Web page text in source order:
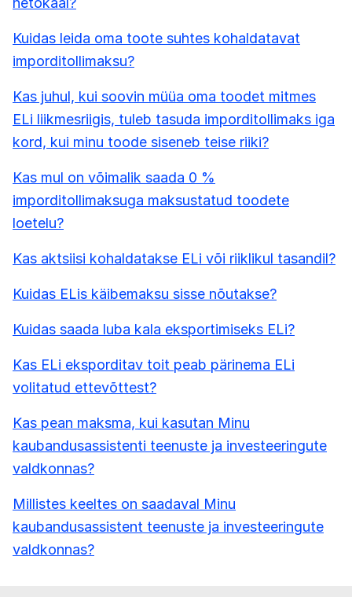
Kuidas leida oma toote suhtes kohaldatavat
imporditollimaksu?
Kas juhul, kui soovin müüa oma toodet mitmes
ELi liikmesriigis, tuleb tasuda imporditollimaks iga
kord, kui minu toode siseneb teise riiki?
Kas mul on võimalik saada 0 %
imporditollimaksuga maksustatud toodete
loetelu?
Kas aktsiisi kohaldatakse ELi või riiklikul tasandil?
Kuidas ELis käibemaksu sisse nõutakse?
Kuidas saada luba kala eksportimiseks ELi?
Kas ELi eksporditav toit peab pärinema ELi
volitatud ettevõttest?
Kas pean maksma, kui kasutan Minu
kaubandusassistenti teenuste ja investeeringute
valdkonnas?
Millistes keeltes on saadaval Minu
kaubandusassistent teenuste ja investeeringute
valdkonnas?